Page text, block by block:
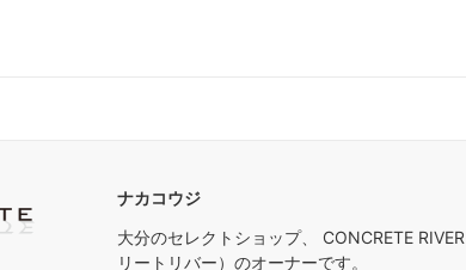
ナカコウジ
大分のセレクトショップ、 CONCRETE
リートリバー）のオーナーです。